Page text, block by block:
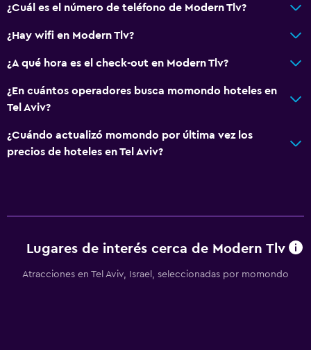
¿Cuál es el número de teléfono de Modern Tlv?
¿Hay wifi en Modern Tlv?
¿A qué hora es el check-out en Modern Tlv?
¿En cuántos operadores busca momondo hoteles en
Tel Aviv?
¿Cuándo actualizó momondo por última vez los
precios de hoteles en Tel Aviv?
Lugares de interés cerca de Modern Tlv
Atracciones en Tel Aviv, Israel, seleccionadas por momondo